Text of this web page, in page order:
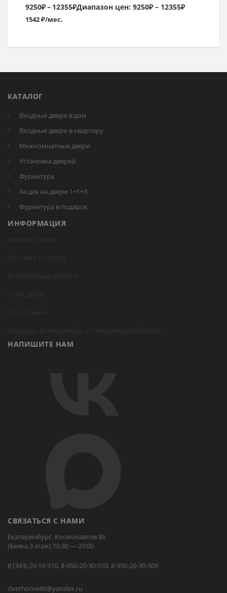
9250₽– 12355₽Диапазон цен: 9250₽ – 12355₽
1542 ₽/мес.
КАТАЛОГ
Входные двери в дом
Входные двери в квартиру
Межкомнатные двери
Установка дверей
Фурнитура
Акция на двери 1+1=3
Фурнитура в подарок
ИНФОРМАЦИЯ
НАПИШИТЕ НАМ
СВЯЗАТЬСЯ С НАМИ
Екатеринбург, Космонавтов 86
(Белка 3 этаж) 10:30 — 20:00
8 (343) 20-10-510, 8-950-20-30-510, 8-950-20-30-509
dverhome86@yandex.ru